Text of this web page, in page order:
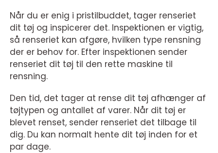
Når du er enig i pristilbuddet, tager renseriet
dit tøj og inspicerer det. Inspektionen er vigtig,
så renseriet kan afgøre, hvilken type rensning
der er behov for. Efter inspektionen sender
renseriet dit tøj til den rette maskine til
rensning.
Den tid, det tager at rense dit tøj afhænger af
tøjtypen og antallet af varer. Når dit tøj er
blevet renset, sender renseriet det tilbage til
dig. Du kan normalt hente dit tøj inden for et
par dage.